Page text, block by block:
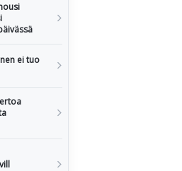
ei tuo